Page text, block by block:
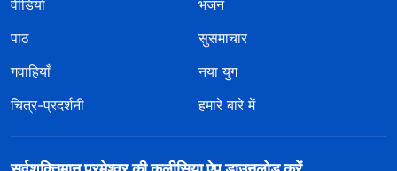
वीडियो
भजन
पाठ
सुसमाचार
गवाहियाँ
नया युग
चित्र-प्रदर्शनी
हमारे बारे में